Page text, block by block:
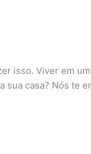
isso. Viver em
casa? Nós te